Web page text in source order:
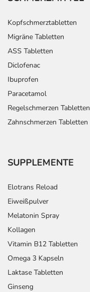
Kopfschmerztabletten
Migräne Tabletten
ASS Tabletten
Diclofenac
Ibuprofen
Paracetamol
Regelschmerzen Tabletten
Zahnschmerzen Tabletten
SUPPLEMENTE
Elotrans Reload
Eiweißpulver
Melatonin Spray
Kollagen
Vitamin B12 Tabletten
Omega 3 Kapseln
Laktase Tabletten
Ginseng